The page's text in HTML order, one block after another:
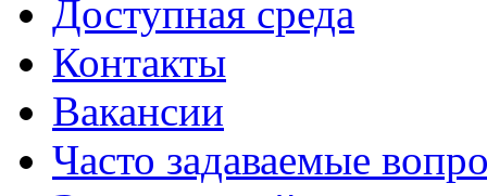
Доступная среда
Контакты
Вакансии
Часто задаваемые